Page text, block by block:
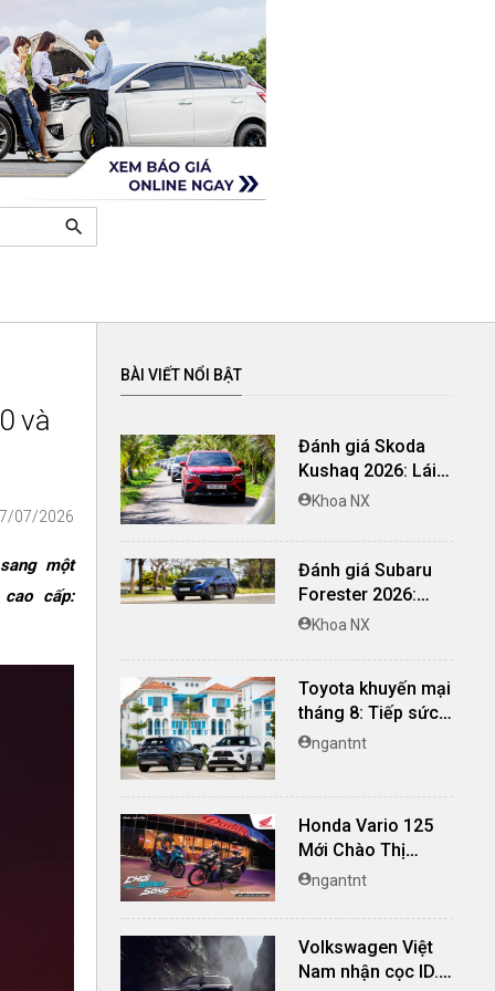
search
và
07/2026
một
cấp:
BÀI VIẾT NỔI BẬT
Đánh giá Skoda
Kushaq 2026: Lái
thú vị, nhiều tiện
tranh
Khoa NX
Đánh giá Subaru
Forester 2026:
Mạnh mẽ, êm ái đi
ADAS hoàn hảo
Khoa NX
Toyota khuyến mại
tháng 8: Tiếp sức
đà tăng trưởng, tối
ngantnt
Honda Vario 125
Mới Chào Thị
Trường Việt: Bổ
Street, Giá Từ
42,69 Triệu Đồng
ngantnt
Volkswagen Việt
Nam nhận cọc ID.